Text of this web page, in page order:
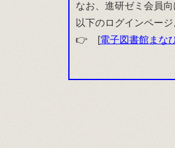
なお、進研ゼミ会員
以下のログインペー
👉 [電子図書館まな